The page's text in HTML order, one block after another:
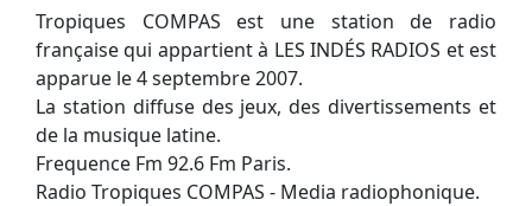
Tropiques COMPAS est une station de radio
française qui appartient à LES INDÉS RADIOS et est
apparue le 4 septembre 2007.
La station diffuse des jeux, des divertissements et
de la musique latine.
Frequence Fm 92.6 Fm Paris.
Radio Tropiques COMPAS - Media radiophonique.